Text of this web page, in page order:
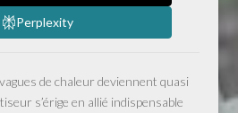
Perplexity
de chaleur deviennent quasi
s’érige en allié indispensable